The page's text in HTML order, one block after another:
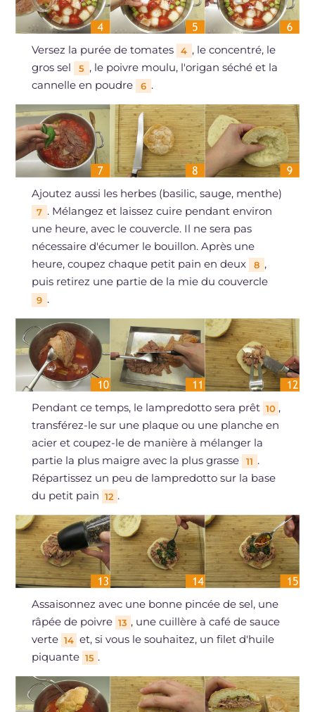
Versez la purée de tomates 4 , le concentré, le
gros sel
5 , le poivre moulu, l'origan séché et la
cannelle en poudre
6 .
Ajoutez aussi les herbes (basilic, sauge, menthe)
7 . Mélangez et laissez cuire pendant environ
une heure, avec le couvercle. Il ne sera pas
nécessaire d'écumer le bouillon. Après une
heure, coupez chaque petit pain en deux
8 ,
puis retirez une partie de la mie du couvercle
9 .
Pendant ce temps, le lampredotto sera prêt 10 ,
transférez-le sur une plaque ou une planche en
acier et coupez-le de manière à mélanger la
partie la plus maigre avec la plus grasse
11 .
Répartissez un peu de lampredotto sur la base
du petit pain 12 .
Assaisonnez avec une bonne pincée de sel, une
râpée de poivre 13 , une cuillère à café de sauce
verte 14 et, si vous le souhaitez, un filet d'huile
piquante 15 .